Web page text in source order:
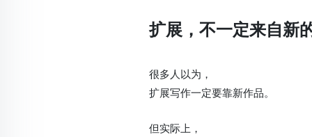
扩展，不一定来自新
很多人以为，
扩展写作一定要靠新作品。
但实际上，